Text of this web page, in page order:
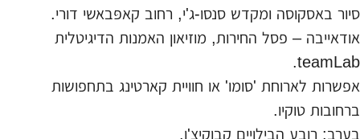
סיור באסקוסה ומקדש סנסו-ג'י, רחוב קאפּבאשי דורי.
אודאייבה – פסל החירות, מוזיאון האמנות הדיגיטלית
teamLab.
אפשרות לארוחת 'סומו' או חוויית קארטינג בתחפושות
ברחובות טוקיו.
בערב: רובע הבילויים קבוקיצ'ו.